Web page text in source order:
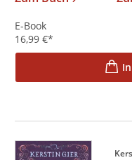
E-Book
16,99 €*